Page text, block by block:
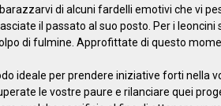
di alcuni fardelli emotivi che vi
il passato al suo posto. Per i leoncini
di fulmine. Approfittate di questo
ideale per prendere iniziative forti nella
le vostre paure e rilanciare quei